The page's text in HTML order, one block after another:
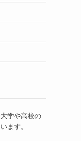
学や高校の
ます。